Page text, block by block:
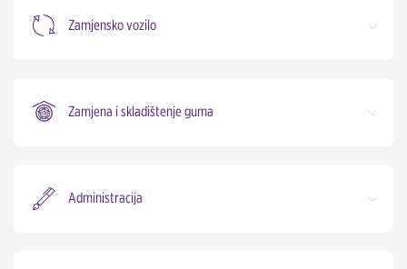
Zamjensko vozilo
Zamjena i skladištenje guma
Administracija